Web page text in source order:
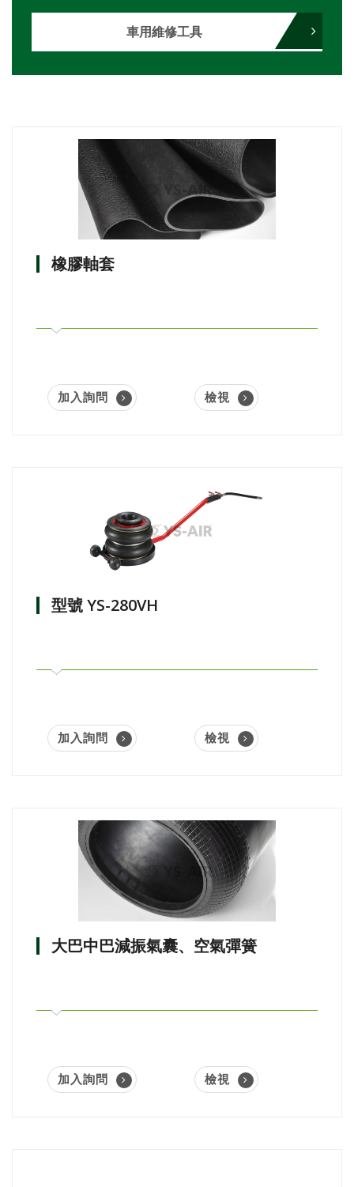
車用維修工具
橡膠軸套
加入詢問 檢視
型號 YS-280VH
加入詢問 檢視
大巴中巴減振氣囊、空氣彈簧
加入詢問 檢視